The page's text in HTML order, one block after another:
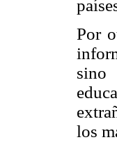
Por
sino
los